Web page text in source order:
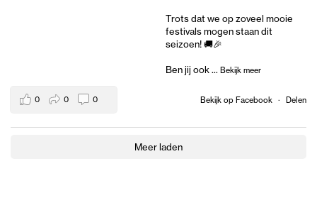
Trots dat we op zoveel mooie
festivals mogen staan dit
seizoen! 🚚🎉
Ben jij ook... Bekijk meer
Bekijk op Facebook · Delen
0 0 0
Meer laden